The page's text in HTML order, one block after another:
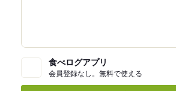
食べログアプリ
会員登録なし。無料で使える